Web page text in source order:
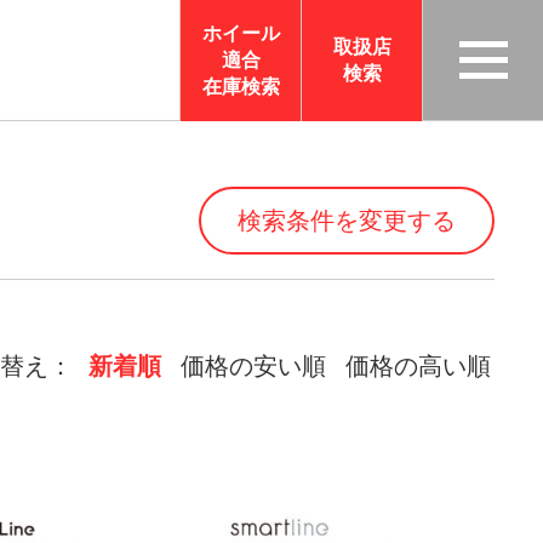
ホイール
適合
在庫検索
取扱店
検索
検索条件を変更する
え： 新着順 価格の安い順 価格の高い順
TAS
CO
OR
ATI
ニュ